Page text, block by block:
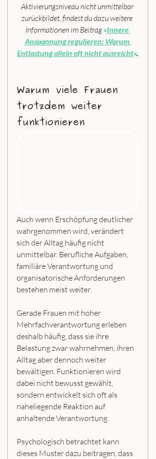
Aktivierungsniveau nicht unmittelbar
zurückbildet, findest du dazu weitere
Informationen im Beitrag «Innere
Anspannung regulieren: Warum
Entlastung allein oft nicht ausreicht».
Warum viele Frauen
trotzdem weiter
funktionieren
Auch wenn Erschöpfung deutlicher
wahrgenommen wird, verändert
sich der Alltag häufig nicht
unmittelbar. Berufliche Aufgaben,
familiäre Verantwortung und
organisatorische Anforderungen
bestehen meist weiter.
Gerade Frauen mit hoher
Mehrfachverantwortung erleben
deshalb häufig, dass sie ihre
Belastung zwar wahrnehmen, ihren
Alltag aber dennoch weiter
bewältigen. Funktionieren wird
dabei nicht bewusst gewählt,
sondern entwickelt sich oft als
naheliegende Reaktion auf
anhaltende Verantwortung.
Psychologisch betrachtet kann
dieses Muster dazu beitragen, dass